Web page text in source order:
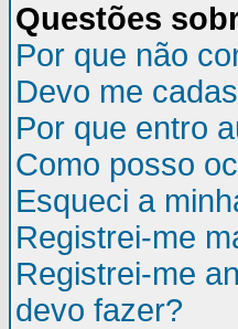
Questões
Por que não
Devo me
Por que entro
Como posso
Esqueci a
Registrei-me
Registrei-me
devo fazer?